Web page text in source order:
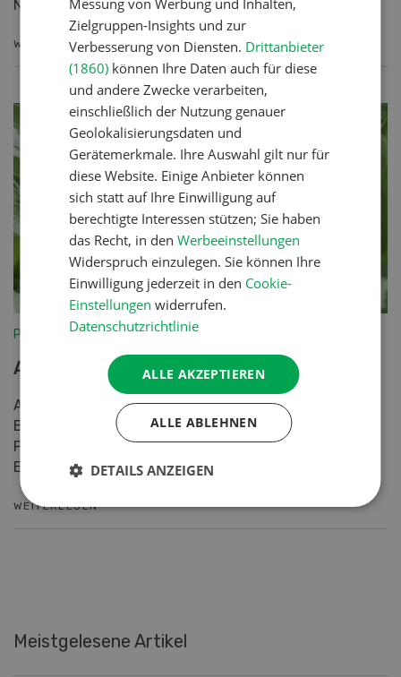
Nemato...
WEITERLESEN
Pflanzenbau
Ackerbohne
Ackerbohnen sind klimatisch gut an die Schweizer
Bedingungen angepasst und werden von den
Produzenten in der Fruchtfolge geschätzt. Beim
Einsatz in der Nut...
WEITERLESEN
Meistgelesene Artikel
Messung von Werbung und Inhalten,
Zielgruppen-Insights und zur
Verbesserung von Diensten. Drittanbieter
(1860) können Ihre Daten auch für diese
und andere Zwecke verarbeiten,
einschließlich der Nutzung genauer
Geolokalisierungsdaten und
Gerätemerkmale. Ihre Auswahl gilt nur für
diese Website. Einige Anbieter können
sich statt auf Ihre Einwilligung auf
berechtigte Interessen stützen; Sie haben
das Recht, in denWerbeeinstellungen
Widerspruch einzulegen. Sie können Ihre
Einwilligung jederzeit in den Cookie-
Einstellungen widerrufen.
Datenschutzrichtlinie
ALLE AKZEPTIEREN
ALLE ABLEHNEN
DETAILS ANZEIGEN